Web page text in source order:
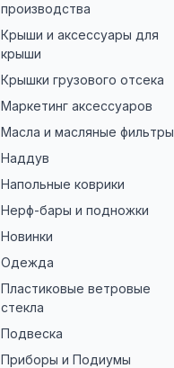
производства
Крыши и аксессуары для
крыши
Крышки грузового отсека
Маркетинг аксессуаров
Масла и масляные фильтры
Наддув
Напольные коврики
Нерф-бары и подножки
Новинки
Одежда
Пластиковые ветровые
стекла
Подвеска
Приборы и Подиумы